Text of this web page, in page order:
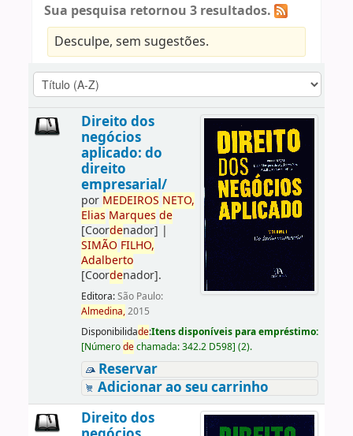
Sua pesquisa retornou 3 resultados.
Desculpe, sem sugestões.
Direito dos
negócios
aplicado: do
direito
empresarial/
por MEDEIROS NETO,
Elias Marques de
[Coordenador] |
SIMÃO FILHO,
Adalberto
[Coordenador].
Editora:São Paulo:
Almedina,2015
Disponibilidade:Itens disponíveis para empréstimo:
[Númerodechamada:342.2 D598] (2).
Reservar
Adicionar ao seu carrinho
Direito dos